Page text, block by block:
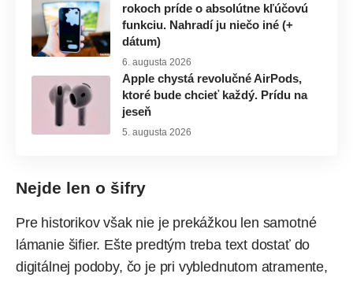
rokoch príde o absolútne kľúčovú
funkciu. Nahradí ju niečo iné (+
dátum)
6. augusta 2026
Apple chystá revolučné AirPods,
ktoré bude chcieť každý. Prídu na
jeseň
5. augusta 2026
Nejde len o šifry
Pre historikov však nie je prekážkou len samotné
lámanie šifier. Ešte predtým treba text dostať do
digitálnej podoby, čo je pri vyblednutom atramente,